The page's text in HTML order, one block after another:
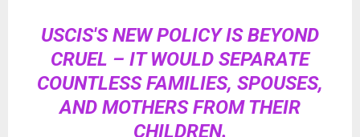
USCIS'S NEW POLICY IS BEYOND
CRUEL – IT WOULD SEPARATE
COUNTLESS FAMILIES, SPOUSES,
AND MOTHERS FROM THEIR
CHILDREN.